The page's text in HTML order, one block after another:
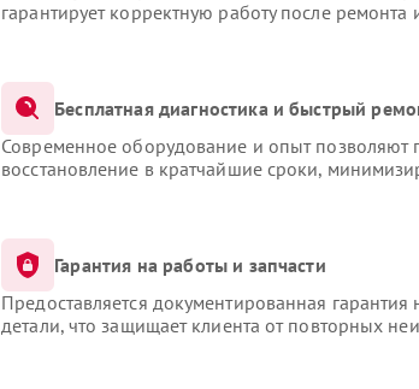
гарантирует корректную работу после
Бесплатная диагностика и быстрый
Современное оборудование и опыт позволяют
восстановление в кратчайшие сроки,
Гарантия на работы и запчасти
Предоставляется документированная
детали, что защищает клиента от повторных